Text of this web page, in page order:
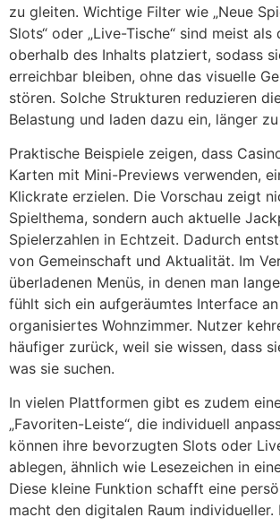
zu gleiten. Wichtige Filter wie „Neue
Slots“ oder „Live-Tische“ sind meist als
oberhalb des Inhalts platziert, sodass
erreichbar bleiben, ohne das visuelle
stören. Solche Strukturen reduzieren
Belastung und laden dazu ein, länger
Praktische Beispiele zeigen, dass
Karten mit Mini-Previews verwenden,
Klickrate erzielen. Die Vorschau zeigt
Spielthema, sondern auch aktuelle
Spielerzahlen in Echtzeit. Dadurch
von Gemeinschaft und Aktualität. Im
überladenen Menüs, in denen man
fühlt sich ein aufgeräumtes Interface
organisiertes Wohnzimmer. Nutzer
häufiger zurück, weil sie wissen, dass
was sie suchen.
In vielen Plattformen gibt es zudem
„Favoriten-Leiste“, die individuell
können ihre bevorzugten Slots oder
ablegen, ähnlich wie Lesezeichen in
Diese kleine Funktion schafft eine
macht den digitalen Raum individueller.